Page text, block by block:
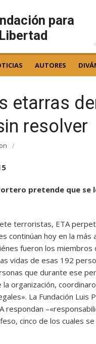
para
AUTORES
etarras
resolver
/
pretende que
terroristas, ETA
continúan hoy en la
fueron los
vidas de esas 192
que durante ese
organización,
La Fundación Luis
respondan
cinco de los cuales